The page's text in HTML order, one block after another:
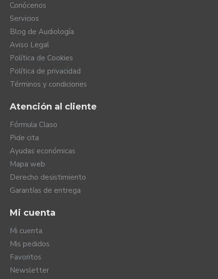
Conócenos
Servicios
Blog de Audiología
Aviso Legal
Política de Cookies
Política de privacidad
Términos y condiciones
Atención al cliente
Fórmula Claso
Pide cita
Ayudas económicas
Mapa web
Derecho desistimiento
Garantías de entrega
Mi cuenta
Mi cuenta
Mis pedidos
Favoritos
Newsletter